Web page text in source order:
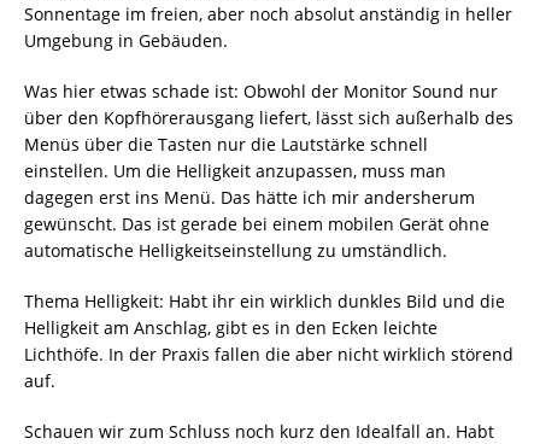
Sonnentage im freien, aber noch absolut anständig in heller
Umgebung in Gebäuden.
Was hier etwas schade ist: Obwohl der Monitor Sound nur
über den Kopfhörerausgang liefert, lässt sich außerhalb des
Menüs über die Tasten nur die Lautstärke schnell
einstellen. Um die Helligkeit anzupassen, muss man
dagegen erst ins Menü. Das hätte ich mir andersherum
gewünscht. Das ist gerade bei einem mobilen Gerät ohne
automatische Helligkeitseinstellung zu umständlich.
Thema Helligkeit: Habt ihr ein wirklich dunkles Bild und die
Helligkeit am Anschlag, gibt es in den Ecken leichte
Lichthöfe. In der Praxis fallen die aber nicht wirklich störend
auf.
Schauen wir zum Schluss noch kurz den Idealfall an. Habt